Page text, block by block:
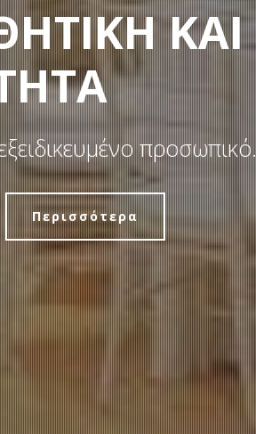
ΚΑΙ
προσωπικό.
Περισσότερα